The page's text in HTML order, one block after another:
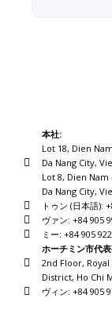
本社:
Lot 18, Dien
Da Nang City,
Lot 8, Dien
Da Nang City,
トゥン (日本語
ヴァン: +84 905
ミー: +84 905
ホーチミン市代表
2nd Floor,
District, Ho Chi
ヴィン: +84 905